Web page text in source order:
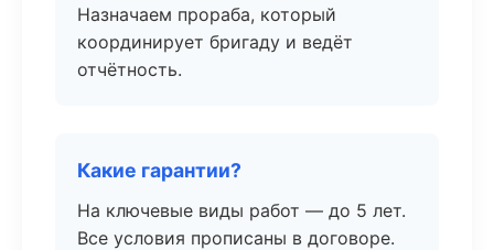
Назначаем прораба, который
координирует бригаду и ведёт
отчётность.
Какие гарантии?
На ключевые виды работ — до 5 лет.
Все условия прописаны в договоре.